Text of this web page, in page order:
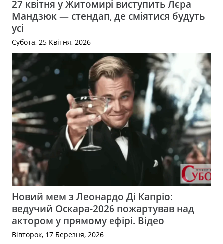
27 квітня у Житомирі виступить Лєра
Мандзюк — стендап, де сміятися будуть
усі
Субота, 25 Квітня, 2026
Новий мем з Леонардо Ді Капріо:
ведучий Оскара-2026 пожартував над
актором у прямому ефірі. Відео
Вівторок, 17 Березня, 2026